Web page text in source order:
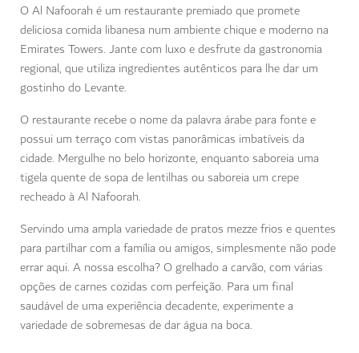
O Al Nafoorah é um restaurante premiado que promete
deliciosa comida libanesa num ambiente chique e moderno na
Emirates Towers. Jante com luxo e desfrute da gastronomia
regional, que utiliza ingredientes autênticos para lhe dar um
gostinho do Levante.
O restaurante recebe o nome da palavra árabe para fonte e
possui um terraço com vistas panorâmicas imbatíveis da
cidade. Mergulhe no belo horizonte, enquanto saboreia uma
tigela quente de sopa de lentilhas ou saboreia um crepe
recheado à Al Nafoorah.
Servindo uma ampla variedade de pratos mezze frios e quentes
para partilhar com a família ou amigos, simplesmente não pode
errar aqui. A nossa escolha? O grelhado a carvão, com várias
opções de carnes cozidas com perfeição. Para um final
saudável de uma experiência decadente, experimente a
variedade de sobremesas de dar água na boca.